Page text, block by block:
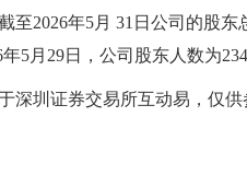
至2026年5月 31日公司的股
5月29日，公司股东人数为
深圳证券交易所互动易，仅供